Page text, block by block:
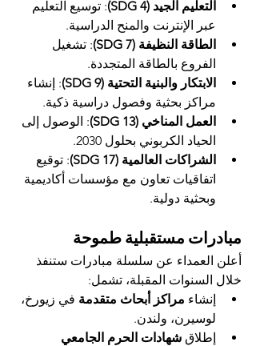
التعليم الجيد (SDG 4)
: توسيع التعليم
عبر الإنترنت والمنح الدراسية.
الطاقة النظيفة (SDG 7)
: تشغيل
الفروع بالطاقة المتجددة.
الابتكار والبنية التحتية (SDG 9)
: إنشاء
مراكز بحثية وفصول دراسية ذكية.
العمل المناخي (SDG 13)
: الوصول إلى
الحياد الكربوني بحلول 2030.
الشراكات العالمية (SDG 17)
: توقيع
اتفاقيات تعاون مع مؤسسات أكاديمية
وبحثية دولية.
مبادرات مستقبلية طموحة
أعلن العمداء عن سلسلة مبادرات ستنفذ
خلال السنوات المقبلة، تشمل:
إنشاء مراكز أبحاث متقدمة في زيورخ،
لوسيرن، ولندن.
إطلاق شهادات الحرم الجامعي